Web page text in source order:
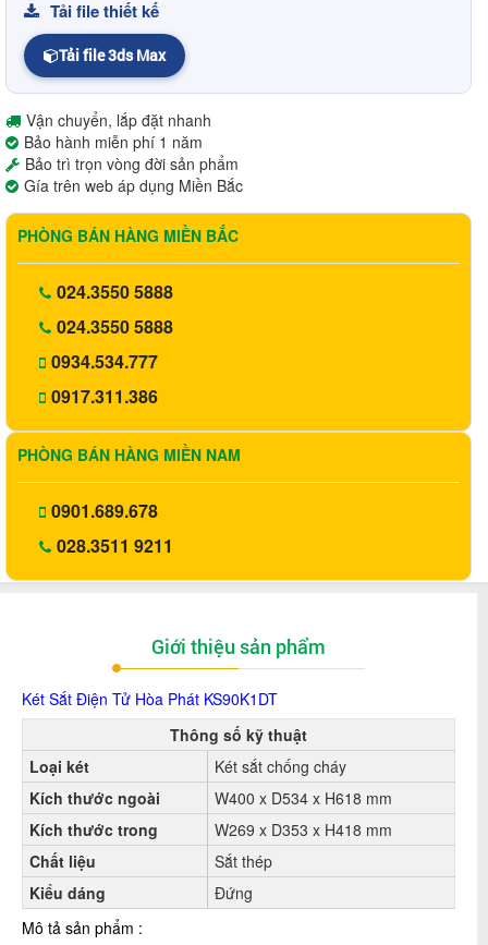
Tải file thiết kế
Tải file 3ds Max
Vận chuyển, lắp đặt nhanh
Bảo hành miễn phí 1 năm
Bảo trì trọn vòng đời sản phẩm
Gía trên web áp dụng Miền Bắc
PHÒNG BÁN HÀNG MIỀN BẮC
024.3550 5888
024.3550 5888
0934.534.777
0917.311.386
PHÒNG BÁN HÀNG MIỀN NAM
0901.689.678
028.3511 9211
Giới thiệu sản phẩm
Két Sắt Điện Tử Hòa Phát KS90K1DT
Thông số kỹ thuật
Loại két
Két sắt chống cháy
Kích thước ngoài
W400 x D534 x H618 mm
Kích thước trong
W269 x D353 x H418 mm
Chất liệu
Sắt thép
Kiểu dáng
Đứng
Mô tả sản phẩm :